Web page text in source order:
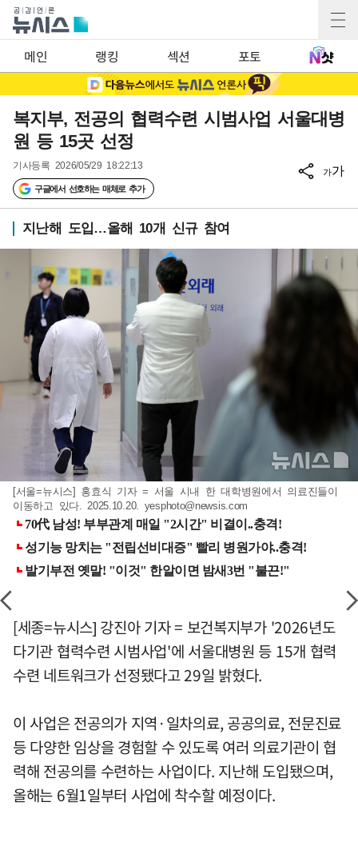
메인 랭킹 섹션 포토
복지부, 전공의 협력수련 시범사업 서울대병
원 등 15곳 선정
기사등록 2026/05/29 18:22:13
구글에서 선호하는 매체로 추가
가가
지난해 도입…올해 10개 신규 참여
[서울=뉴시스] 홍효식 기자 = 서울 시내 한 대학병원에서 의료진들이
이동하고 있다. 2025.10.20. yesphoto@newsis.com
[세종=뉴시스] 강진아 기자 = 보건복지부가 '2026년도
다기관 협력수련 시범사업'에 서울대병원 등 15개 협력
수련 네트워크가 선정됐다고 29일 밝혔다.
이 사업은 전공의가 지역·일차의료, 공공의료, 전문진료
등 다양한 임상을 경험할 수 있도록 여러 의료기관이 협
력해 전공의를 수련하는 사업이다. 지난해 도입됐으며,
올해는 6월1일부터 사업에 착수할 예정이다.